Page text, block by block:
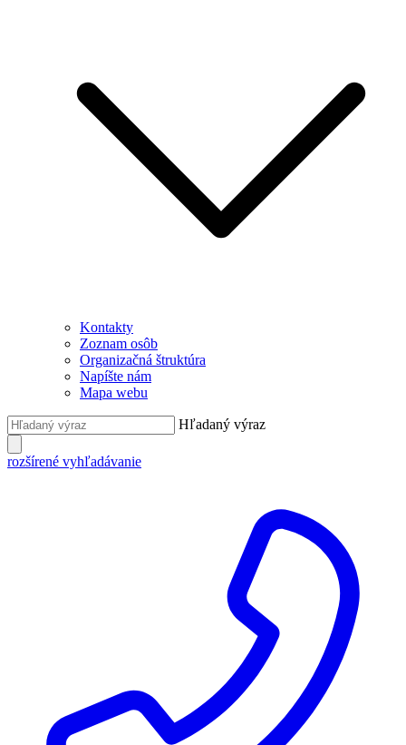
Kontakty
Zoznam osôb
Organizačná štruktúra
Napíšte nám
Mapa webu
Hľadaný výraz
rozšírené vyhľadávanie